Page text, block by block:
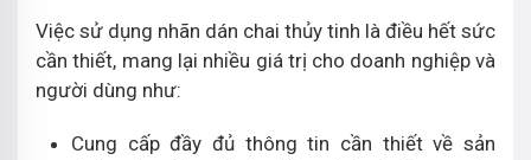
Việc sử dụng nhãn dán chai thủy tinh là điều hết sức
cần thiết, mang lại nhiều giá trị cho doanh nghiệp và
người dùng như:
Cung cấp đầy đủ thông tin cần thiết về sản